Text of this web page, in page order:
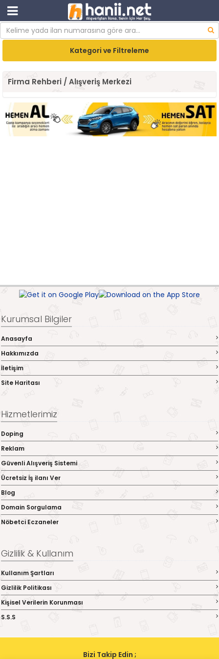
Kategori ve Filtreleme
Firma Rehberi / Alışveriş Merkezi
Kurumsal Bilgiler
Anasayfa
Hakkımızda
İletişim
Site Haritası
Hizmetlerimiz
Doping
Reklam
Güvenli Alışveriş Sistemi
Ücretsiz İş ilanı Ver
Blog
Domain Sorgulama
Nöbetci Eczaneler
Gizlilik & Kullanım
Kullanım Şartları
Gizlilik Politikası
Kişisel Verilerin Korunması
S.S.S
Bizi Takip Edin ;